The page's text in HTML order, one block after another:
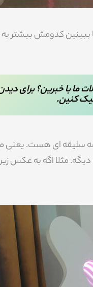
ببینین کدومش بیشتر
ما با خبرین؟ برای
کنین.
آینه چطور باشه سلیقه
مثلا اگه به عکس